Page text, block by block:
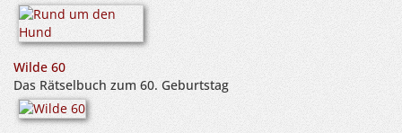
Wilde 60
Das Rätselbuch zum 60. Geburtstag